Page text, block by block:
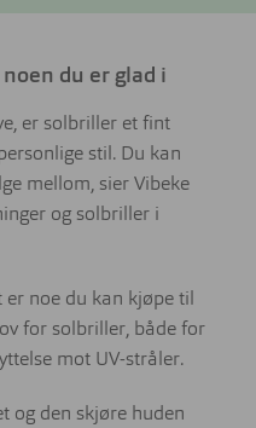
du er glad i
er solbriller et fint
stil. Du kan
mellom, sier Vibeke
og solbriller i
noe du kan kjøpe til
for solbriller, både for
mot UV-stråler.
og den skjøre huden